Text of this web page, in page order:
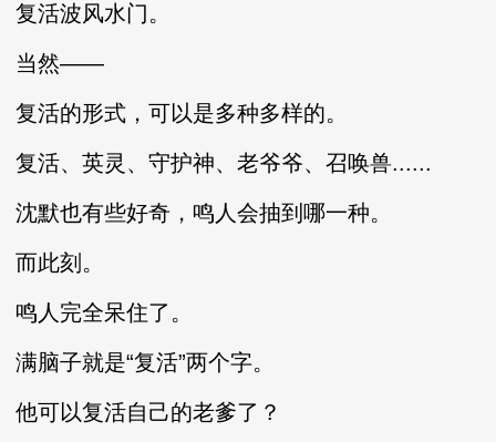
复活波风水门。
当然——
复活的形式，可以是多种多样的。
复活、英灵、守护神、老爷爷、召唤兽......
沈默也有些好奇，鸣人会抽到哪一种。
而此刻。
鸣人完全呆住了。
满脑子就是“复活”两个字。
他可以复活自己的老爹了？